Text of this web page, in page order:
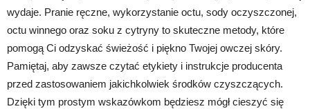
wydaje. Pranie ręczne, wykorzystanie octu, sody oczyszczonej,
octu winnego oraz soku z cytryny to skuteczne metody, które
pomogą Ci odzyskać świeżość i piękno Twojej owczej skóry.
Pamiętaj, aby zawsze czytać etykiety i instrukcje producenta
przed zastosowaniem jakichkolwiek środków czyszczących.
Dzięki tym prostym wskazówkom będziesz mógł cieszyć się